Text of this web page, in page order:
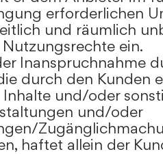
erforderlichen
und räumlich
ein.
Inanspruchnahme
durch den Kunden
und/oder
und/oder
haftet allein der